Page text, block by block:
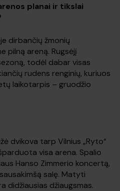
planai ir tikslai
dirbančių žmonių
pilną areną. Rugsėjį
todėl dabar visas
rudens renginių, kuriuos
laikotarpis – gruodžio
dvikova tarp Vilnius „Ryto“
visa arena. Spalio
Hanso Zimmerio koncertą,
salę. Matyti
didžiausias džiaugsmas.